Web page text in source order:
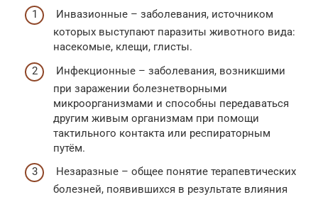
Инвазионные – заболевания, источником
которых выступают паразиты животного вида:
насекомые, клещи, глисты.
Инфекционные – заболевания, возникшими
при заражении болезнетворными
микроорганизмами и способны передаваться
другим живым организмам при помощи
тактильного контакта или респираторным
путём.
Незаразные – общее понятие терапевтических
болезней, появившихся в результате влияния